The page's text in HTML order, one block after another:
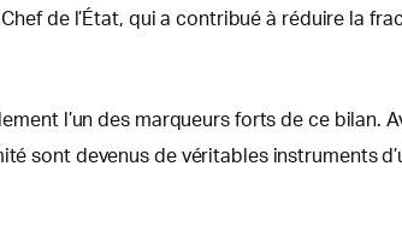
de l’État, qui a contribué à réduire la
l’un des marqueurs forts de ce bilan.
sont devenus de véritables instruments